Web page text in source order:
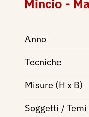
Mincio -
Anno
Tecniche
Misure (H x B)
Soggetti / Temi